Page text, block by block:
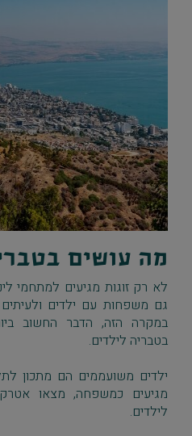
מה עושים
לא רק זוגות מגיעים למתחמי
גם משפחות עם ילדים
במקרה הזה, הדבר החשוב
בטבריה לילדים.
ילדים משועממים הם מתכון
מגיעים כמשפחה, מצאו
לילדים.